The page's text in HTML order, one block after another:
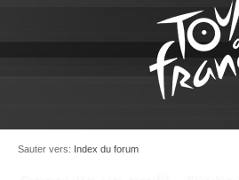
Sauter vers: Index du forum